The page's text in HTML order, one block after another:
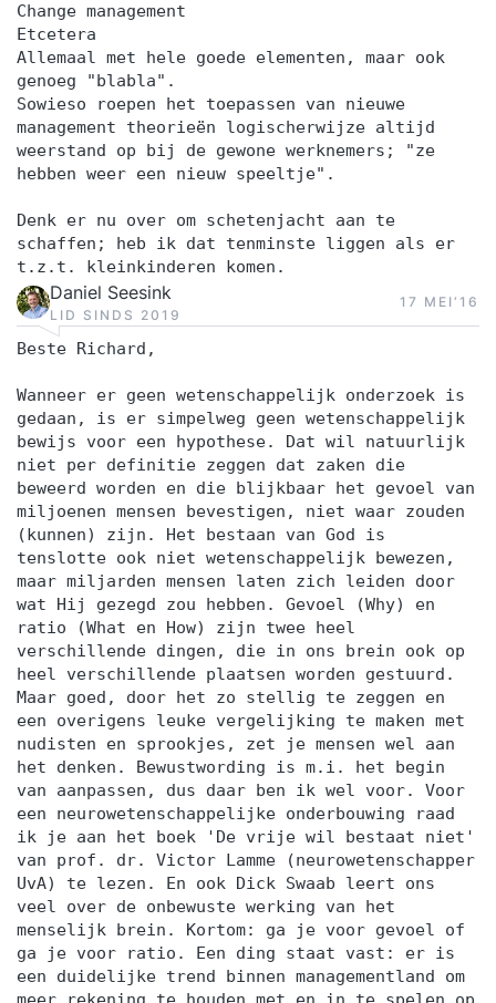
Change management
Etcetera
Allemaal met hele goede elementen, maar ook
genoeg "blabla".
Sowieso roepen het toepassen van nieuwe
management theorieën logischerwijze altijd
weerstand op bij de gewone werknemers; "ze
hebben weer een nieuw speeltje".
Denk er nu over om schetenjacht aan te
schaffen; heb ik dat tenminste liggen als er
t.z.t. kleinkinderen komen.
Daniel Seesink
LID SINDS 2019
17 MEI‘16
Beste Richard,
Wanneer er geen wetenschappelijk onderzoek is
gedaan, is er simpelweg geen wetenschappelijk
bewijs voor een hypothese. Dat wil natuurlijk
niet per definitie zeggen dat zaken die
beweerd worden en die blijkbaar het gevoel van
miljoenen mensen bevestigen, niet waar zouden
(kunnen) zijn. Het bestaan van God is
tenslotte ook niet wetenschappelijk bewezen,
maar miljarden mensen laten zich leiden door
wat Hij gezegd zou hebben. Gevoel (Why) en
ratio (What en How) zijn twee heel
verschillende dingen, die in ons brein ook op
heel verschillende plaatsen worden gestuurd.
Maar goed, door het zo stellig te zeggen en
een overigens leuke vergelijking te maken met
nudisten en sprookjes, zet je mensen wel aan
het denken. Bewustwording is m.i. het begin
van aanpassen, dus daar ben ik wel voor. Voor
een neurowetenschappelijke onderbouwing raad
ik je aan het boek 'De vrije wil bestaat niet'
van prof. dr. Victor Lamme (neurowetenschapper
UvA) te lezen. En ook Dick Swaab leert ons
veel over de onbewuste werking van het
menselijk brein. Kortom: ga je voor gevoel of
ga je voor ratio. Een ding staat vast: er is
een duidelijke trend binnen managementland om